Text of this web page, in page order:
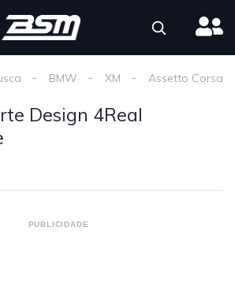
BMW XM Assetto Corsa
Design 4Real
PUBLICIDADE